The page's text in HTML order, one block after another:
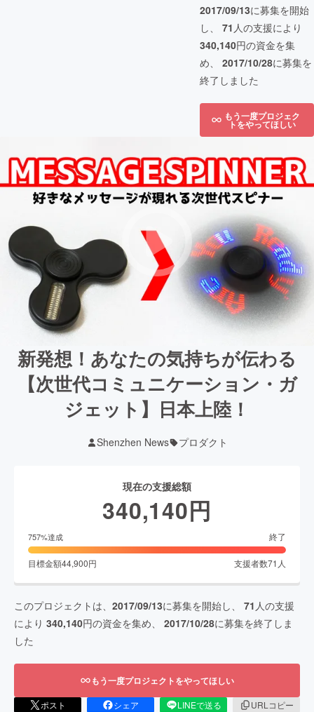
2017/09/13に募集を開始
し、 71 人の支援により
340,140円の資金を集
め、 2017/10/28に募集を
終了しました
もう一度プロジェク
トをやってほしい
新発想！あなたの気持ちが伝わる
【次世代コミュニケーション・ガ
ジェット】日本上陸！
Shenzhen News プロダクト
現在の支援総額
340,140円
757%達成 終了
目標金額44,900円 支援者数71 人
このプロジェクトは、 2017/09/13に募集を開始し、 71 人の支援
により 340,140円の資金を集め、 2017/10/28に募集を終了しま
した
もう一度プロジェクトをやってほしい
ポスト シェア LINEで送る
URLコピー